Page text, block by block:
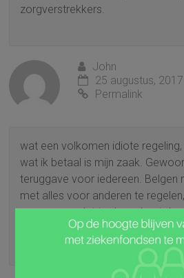
zorgverstrekkers.
John
25 augustus,
Permalink
wat een volkomen idiote
wat ik betaal is mijn zaak.
teruggave voor iedereen. Belgen
met alles voor anderen te
genoeg om dat te doen. Laat de
met andere zaken zoals